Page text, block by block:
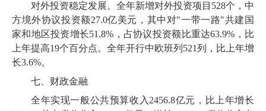
对外投资稳定发展。全年新增对外投资项目 528个，中
方境外协议投资额27.0亿美元，其中对"一带一路"共建国
家和地区投资增长51 .8%，占协议投资额比重达63.9%，比
上年提高19个百分点。全年开行中欧班列 521列，比上年增
长3.6%。
七、财政金融
全年实现一般公共预算收入 2456.8亿元，比上年增长